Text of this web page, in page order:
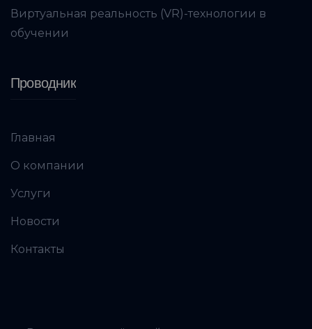
Виртуальная реальность (VR)-технологии в
обучении
Проводник
Главная
О компании
Услуги
Новости
Контакты